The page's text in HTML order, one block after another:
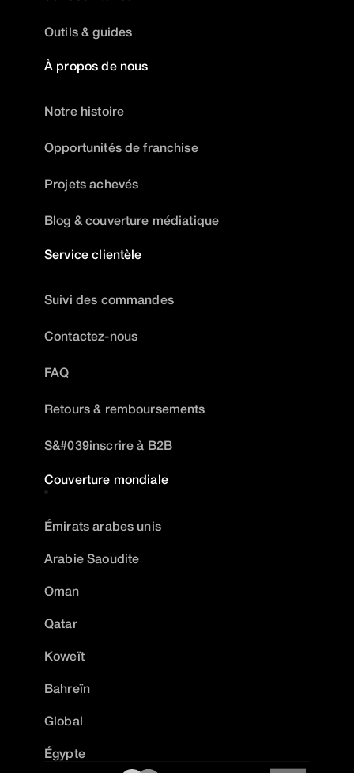
Outils & guides
À propos de nous
Notre histoire
Opportunités de franchise
Projets achevés
Blog & couverture médiatique
Service clientèle
Suivi des commandes
Contactez-nous
FAQ
Retours & remboursements
S&#039inscrire à B2B
Couverture mondiale
Émirats arabes unis
Arabie Saoudite
Oman
Qatar
Koweït
Bahreïn
Global
Égypte